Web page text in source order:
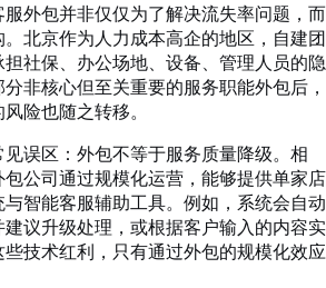
外包并非仅仅为了解决流失率问题，而
北京作为人力成本高企的地区，自建团
社保、办公场地、设备、管理人员的隐
非核心但至关重要的服务职能外包后，
险也随之转移。
误区：外包不等于服务质量降级。相
公司通过规模化运营，能够提供单家店
智能客服辅助工具。例如，系统会自动
议升级处理，或根据客户输入的内容实
技术红利，只有通过外包的规模化效应